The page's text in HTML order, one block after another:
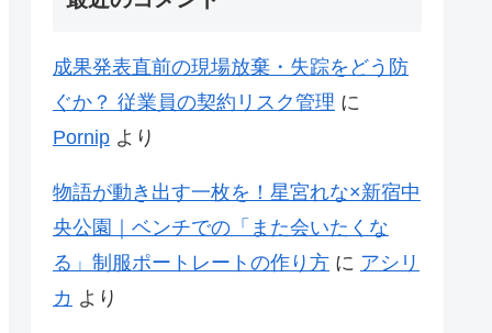
成果発表直前の現場放棄・失踪をどう防
ぐか？ 従業員の契約リスク管理 に
Pornip より
物語が動き出す一枚を！星宮れな×新宿中
央公園｜ベンチでの「また会いたくな
る」制服ポートレートの作り方 に アシリ
カ より